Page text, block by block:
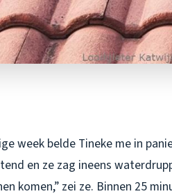
week belde Tineke me in
en ze zag ineens
komen,” zei ze. Binnen 25